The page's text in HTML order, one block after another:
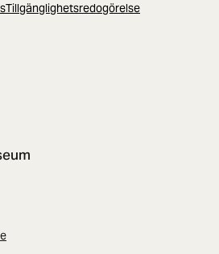
Tillgänglighetsredogörelse